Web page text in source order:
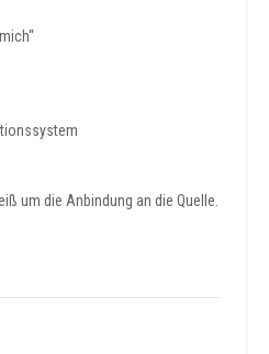
um die Anbindung an die Quelle.